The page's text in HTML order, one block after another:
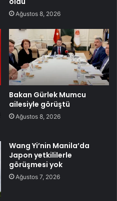
Ağustos 8, 2026
Bakan Gürlek Mumcu
ailesiyle görüştü
Ağustos 8, 2026
Wang Yi’nin Manila’da
Japon yetkililerle
görüşmesi yok
Ağustos 7, 2026